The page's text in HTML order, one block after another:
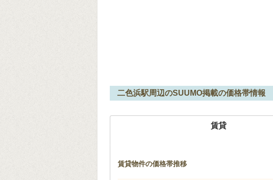
二色浜駅周辺のSUUMO掲載の価格帯情報
賃貸
賃貸物件の価格帯推移